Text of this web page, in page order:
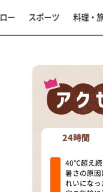
な
相
こ
～
ー スポーツ 料理・
24時間
40℃超え続
暑さの原因
れいにな